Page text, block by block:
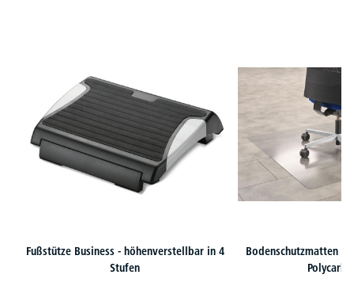
Fußstütze Business - höhenverstellbar in 4
Stufen
Bodenschutzmatten